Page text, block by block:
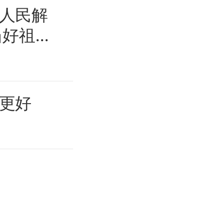
民解
祖国
好